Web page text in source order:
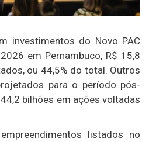
investimentos do Novo PAC
em Pernambuco, R$ 15,8
ou 44,5% do total. Outros
para o período pós-
bilhões em ações voltadas
listados no